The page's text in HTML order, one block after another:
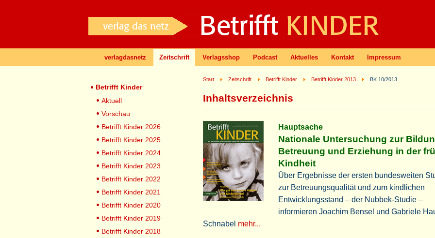
verlagdasnetz Zeitschrift Verlagsshop Podcast Aktuelles Kontakt Impressum
Start Zeitschrift Betrifft Kinder Betrifft Kinder 2013 BK 10/2013
Inhaltsverzeichnis
Hauptsache
Nationale Untersuchung zur
Betreuung und Erziehung in der
Kindheit
Über Ergebnisse der ersten bundesweiten
zur Betreuungsqualität und zum kindlichen
Entwicklungsstand – der Nubbek-Studie –
informieren Joachim Bensel und Gabriele
Schnabel mehr...
Betrifft Kinder
Aktuell
Vorschau
Betrifft Kinder 2026
Betrifft Kinder 2025
Betrifft Kinder 2024
Betrifft Kinder 2023
Betrifft Kinder 2022
Betrifft Kinder 2021
Betrifft Kinder 2020
Betrifft Kinder 2019
Betrifft Kinder 2018